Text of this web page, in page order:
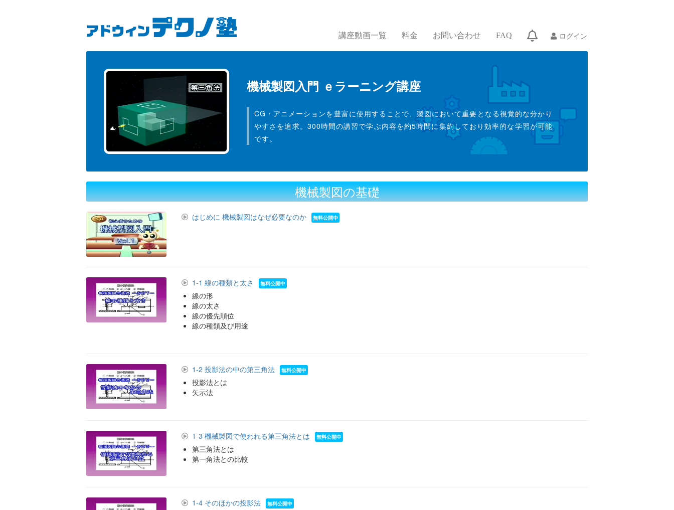
account
menu
ログイン
navigation 講座動画一覧 料金 お問い合わせ FAQ
機械製図入門 ｅラーニング講座
CG・アニメーションを豊富に使用することで、製図において重要となる視覚的な分かり
やすさを追求。300時間の講習で学ぶ内容を約5時間に集約しており効率的な学習が可能
です。
機械製図の基礎
はじめに 機械製図はなぜ必要なのか
線の形
線の太さ
線の優先順位
線の種類及び用途
1-1 線の種類と太さ
投影法とは
矢示法
1-2 投影法の中の第三角法
第三角法とは
第一角法との比較
1-3 機械製図で使われる第三角法とは
1-4 そのほかの投影法